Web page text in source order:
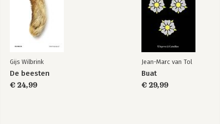
Gijs Wilbrink
De beesten
€ 24,99
Jean-Marc van Tol
Buat
€ 29,99